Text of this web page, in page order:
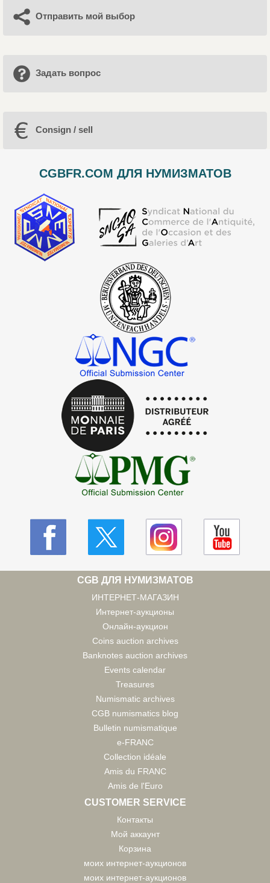
Отправить мой выбор
Задать вопрос
Consign / sell
CGBFR.COM ДЛЯ НУМИЗМАТОВ
CGB ДЛЯ НУМИЗМАТОВ
ИНТЕРНЕТ-МАГАЗИН
Интернет-аукционы
Онлайн-аукцион
Coins auction archives
Banknotes auction archives
Events calendar
Treasures
Numismatic archives
CGB numismatics blog
Bulletin numismatique
e-FRANC
Collection idéale
Amis du FRANC
Amis de l'Euro
CUSTOMER SERVICE
Контакты
Мой аккаунт
Корзина
моих интернет-аукционов
моих интернет-аукционов